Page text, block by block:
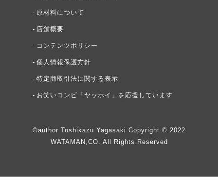
原材料について
店舗概要
コンテンツポリシー
個人情報保護方針
特定商取引法に関する表示
お笑いコンビ「ヤッホイ」を応援しています
©author Toshikazu Yagasaki Copyright © 2022
WATAMAN,CO. All Rights Reserved